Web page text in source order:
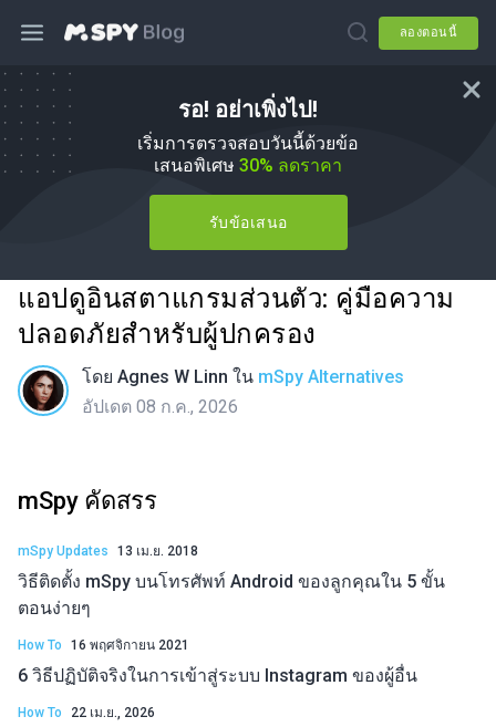
ลองตอนนี้
รอ! อย่าเพิ่งไป!
เริ่มการตรวจสอบวันนี้ด้วยข้อ
เสนอพิเศษ 30% ลดราคา
รับข้อเสนอ
แอปดูอินสตาแกรมส่วนตัว: คู่มือความ
ปลอดภัยสำหรับผู้ปกครอง
โดย Agnes W Linn ใน mSpy Alternatives
อัปเดต 08 ก.ค., 2026
mSpy คัดสรร
mSpy Updates 13 เม.ย. 2018
วิธีติดตั้ง mSpy บนโทรศัพท์ Android ของลูกคุณใน 5 ขั้น
ตอนง่ายๆ
How To 16 พฤศจิกายน 2021
6 วิธีปฏิบัติจริงในการเข้าสู่ระบบ Instagram ของผู้อื่น
How To 22 เม.ย., 2026